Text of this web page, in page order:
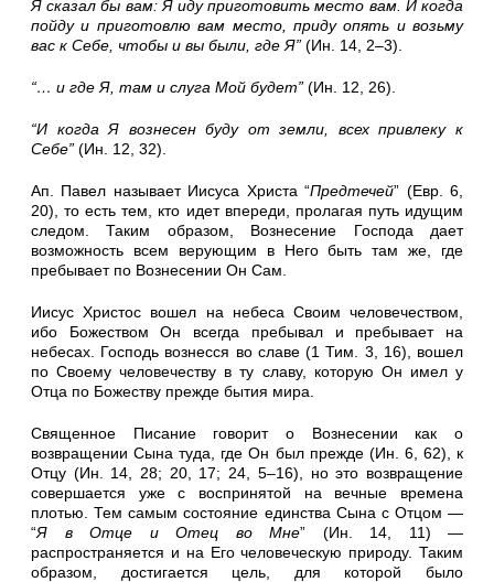
Я сказал бы вам: Я иду приготовить место вам. И когда
пойду и приготовлю вам место, приду опять и возьму
вас к Себе, чтобы и вы были, где Я” (Ин. 14, 2–3).
“… и где Я, там и слуга Мой будет” (Ин. 12, 26).
“И когда Я вознесен буду от земли, всех привлеку к
Себе” (Ин. 12, 32).
Ап. Павел называет Иисуса Христа “Предтечей” (Евр. 6,
20), то есть тем, кто идет впереди, пролагая путь идущим
следом. Таким образом, Вознесение Господа дает
возможность всем верующим в Него быть там же, где
пребывает по Вознесении Он Сам.
Иисус Христос вошел на небеса Своим человечеством,
ибо Божеством Он всегда пребывал и пребывает на
небесах. Господь вознесся во славе (1 Тим. 3, 16), вошел
по Своему человечеству в ту славу, которую Он имел у
Отца по Божеству прежде бытия мира.
Священное Писание говорит о Вознесении как о
возвращении Сына туда, где Он был прежде (Ин. 6, 62), к
Отцу (Ин. 14, 28; 20, 17; 24, 5–16), но это возвращение
совершается уже с воспринятой на вечные времена
плотью. Тем самым состояние единства Сына с Отцом —
“Я в Отце и Отец во Мне” (Ин. 14, 11) —
распространяется и на Его человеческую природу. Таким
образом, достигается цель, для которой было